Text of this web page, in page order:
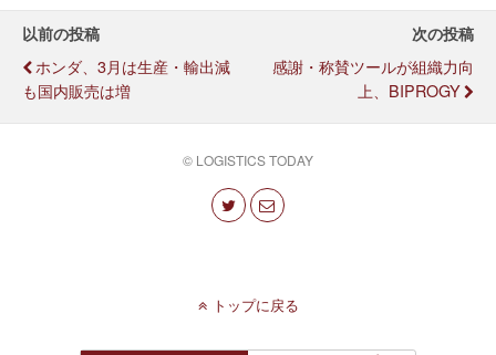
以前の投稿
ホンダ、3月は生産・輸出減
も国内販売は増
次の投稿
感謝・称賛ツールが組織力向
上、BIPROGY
© LOGISTICS TODAY
トップに戻る